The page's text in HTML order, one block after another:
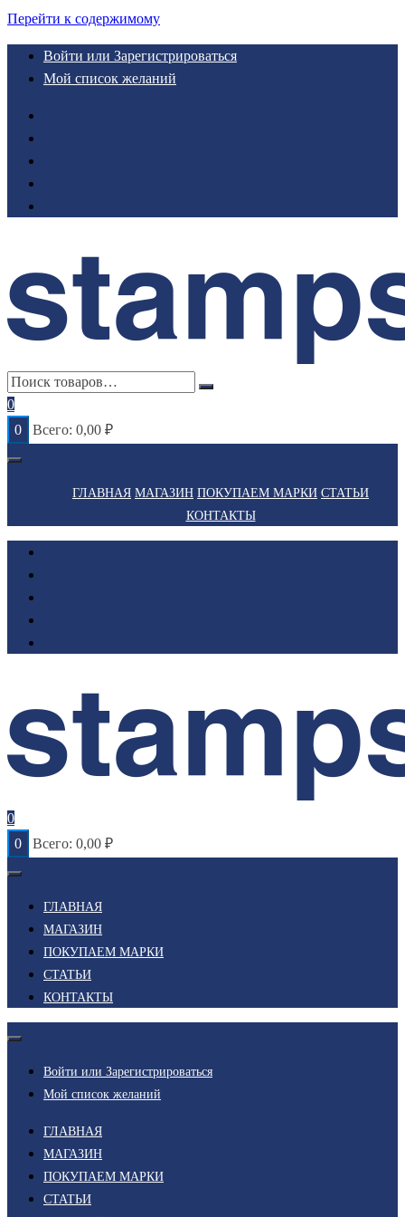
Перейти к содержимому
Войти или Зарегистрироваться
Мой список желаний
0
0
Всего: 0,00 ₽
ГЛАВНАЯ МАГАЗИН ПОКУПАЕМ МАРКИ СТАТЬИ
КОНТАКТЫ
0
0
Всего: 0,00 ₽
ГЛАВНАЯ
МАГАЗИН
ПОКУПАЕМ МАРКИ
СТАТЬИ
КОНТАКТЫ
Войти или Зарегистрироваться
Мой список желаний
ГЛАВНАЯ
МАГАЗИН
ПОКУПАЕМ МАРКИ
СТАТЬИ